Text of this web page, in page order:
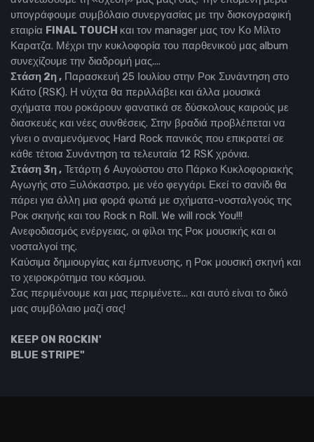
υπογράφουμε συμβόλαιο συνεργασίας με την δισκογραφική
εταιρία FINAL TOUCH και τον manager μας τον Κο Μίλτο
Καρατζα. Μέχρι την κυκλοφορία του παρθενικού μας album
συνεχίζουμε την διαδρομή μας....
Στάση 2η , Παρασκευή 25 Ιουλίου στην Ροκ Συνάντηση στο
Κιάτο (RSK). Η νύχτα θα περιλλάβει και άλλα μουσικά
σχήματα που ροκάρουν φανατικά σε δύσκολους καιρούς με
διασκευές και νέες συνθέσεις. Στην βραδιά προβλέπεται να
γίνει ο αναμενόμενος Hard Rock πανικός που επικρατεί σε
κάθε τέτοια Συνάντηση τα τελευταία 12 RSK χρόνια.
Στάση 3η , Τετάρτη 6 Αυγούστου στο Πάρκο Κυκλοφοριακής
Αγωγής στο Ξυλόκαστρο, με νέο φεγγάρι. Εκεί το σανίδι θα
πάρει για άλλη μια φορά φωτιά με σχήματα-νοσταλγούς της
Ροκ σκηνής και του Rock n Roll. We will rock You!!!
Ανεφοδιασμός ενέργειας, οι φίλοι της Ροκ μουσικής και οι
νοσταλγοί της.
Καύσιμα δημιουργίας και έμπνευσης, η Ροκ μουσική σκηνή και
το χειροκρότημα του κόσμου.
Σας περιμένουμε και μας περιμένετε... και αυτό είναι το δικό
μας συμβόλαιο μαζί σας!
KEEP ON ROCKIN'
BLUE STRIPE"